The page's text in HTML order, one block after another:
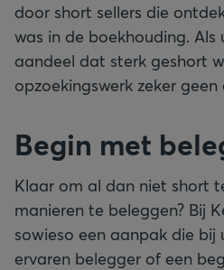
door short sellers die
was in de boekhouding. Als
aandeel dat sterk geshort
opzoekingswerk zeker
Begin met
Klaar om al dan niet short
manieren te beleggen? Bij
sowieso een aanpak die bij
ervaren belegger of een